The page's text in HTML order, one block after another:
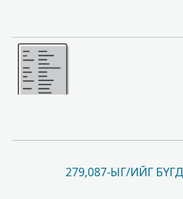
Нэмэх
279,087-ЫГ/ИЙГ